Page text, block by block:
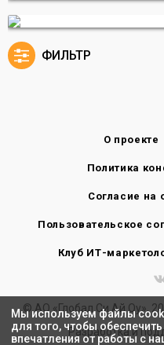
ФИЛЬТР
О проекте
Политика
Согласие на
Пользовательское
Клуб ИТ-
© АО «Глобал Си Ай Оу»,
Разработка и
Мы используем файлы
для того, чтобы
впечатления от работы с